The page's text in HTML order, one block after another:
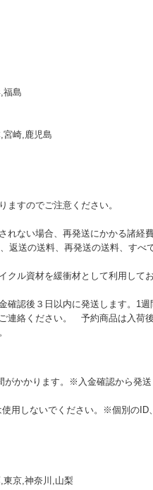
福島
崎,鹿児島
すのでご注意ください。
れない場合、再発送にかかる諸経
返送の送料、再発送の送料、すべ
クル資材を緩衝材として利用してお
確認後３日以内に発送します。1
連絡ください。 予約商品は入荷
がかかります。※入金確認から発
使用しないでください。※個別のID
京,神奈川,山梨